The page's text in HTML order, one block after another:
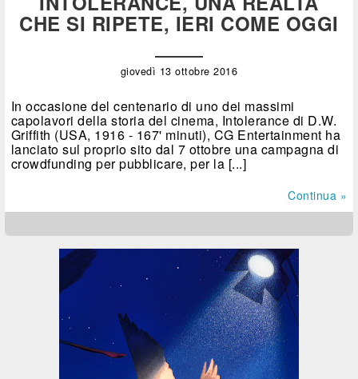
CHE SI RIPETE, IERI COME OGGI
giovedì 13 ottobre 2016
In occasione del centenario di uno dei massimi
capolavori della storia del cinema, Intolerance di D.W.
Griffith (USA, 1916 - 167' minuti), CG Entertainment ha
lanciato sul proprio sito dal 7 ottobre una campagna di
crowdfunding per pubblicare, per la [...]
Continua »